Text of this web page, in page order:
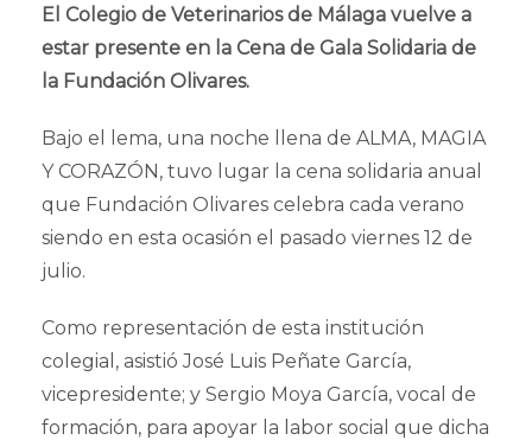
El Colegio de Veterinarios de Málaga vuelve a
estar presente en la Cena de Gala Solidaria de
la Fundación Olivares.
Bajo el lema, una noche llena de ALMA, MAGIA
Y CORAZÓN, tuvo lugar la cena solidaria anual
que Fundación Olivares celebra cada verano
siendo en esta ocasión el pasado viernes 12 de
julio.
Como representación de esta institución
colegial, asistió José Luis Peñate García,
vicepresidente; y Sergio Moya García, vocal de
formación, para apoyar la labor social que dicha